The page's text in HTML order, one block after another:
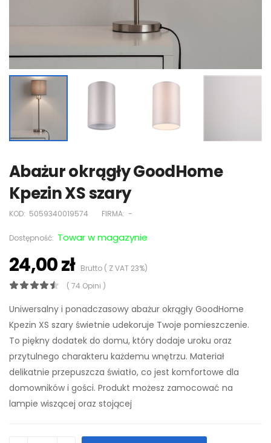
Abażur okrągły GoodHome
Kpezin XS szary
KOD: 5059340019574 FIRMA: -
Dostępność: Towar w magazynie
24,00 złBrutto ( Z VAT 23%)
( 74 Opini )
Uniwersalny i ponadczasowy abażur okrągły GoodHome
Kpezin XS szary świetnie udekoruje Twoje pomieszczenie.
To piękny dodatek do domu, który dodaje uroku oraz
przytulnego charakteru każdemu wnętrzu. Materiał
delikatnie przepuszcza światło, co jest komfortowe dla
domowników i gości. Produkt możesz zamocować na
lampie wiszącej oraz stojącej